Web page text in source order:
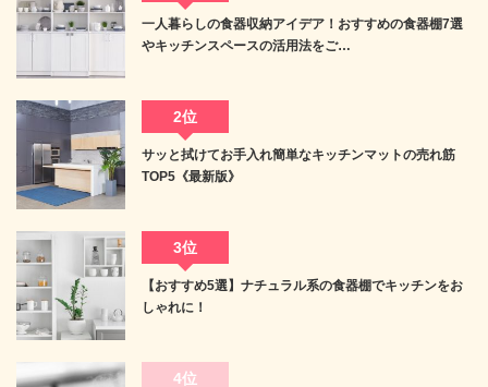
一人暮らしの食器収納アイデア！おすすめの食器棚7選
やキッチンスペースの活用法をご…
2位
サッと拭けてお手入れ簡単なキッチンマットの売れ筋
TOP5《最新版》
3位
【おすすめ5選】ナチュラル系の食器棚でキッチンをお
しゃれに！
4位